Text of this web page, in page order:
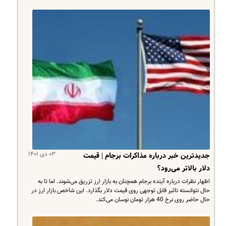
۰۳ دی ۱۴۰۱
جدیدترین خبر درباره مذاکرات برجام | قیمت
دلار بالاتر می‌رود؟
اظهار نظرات درباره آینده برجام همچنان به بازار ارز تزریق می‌شوند. اما تا به
حال نتوانسته تاثیر قابل توجهی روی قیمت دلار بگذارد. این شاخص بازار ارز در
حال حاضر روی نرخ 40 هزار تومان نوسان می‌کند.